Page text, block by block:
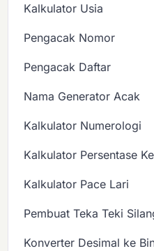
Kalkulator Usia
Pengacak Nomor
Pengacak Daftar
Nama Generator Acak
Kalkulator Numerologi
Kalkulator Persentase
Kalkulator Pace Lari
Pembuat Teka Teki
Konverter Desimal ke